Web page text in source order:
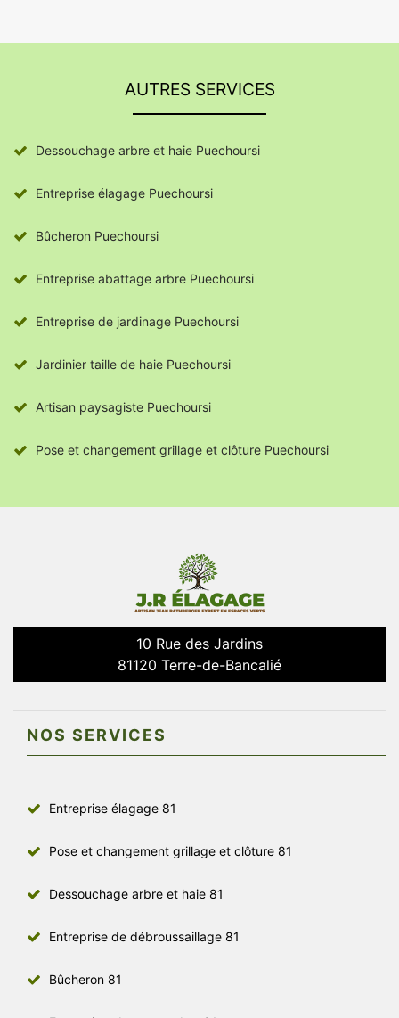
AUTRES SERVICES
Dessouchage arbre et haie Puechoursi
Entreprise élagage Puechoursi
Bûcheron Puechoursi
Entreprise abattage arbre Puechoursi
Entreprise de jardinage Puechoursi
Jardinier taille de haie Puechoursi
Artisan paysagiste Puechoursi
Pose et changement grillage et clôture Puechoursi
10 Rue des Jardins
81120 Terre-de-Bancalié
NOS SERVICES
Entreprise élagage 81
Pose et changement grillage et clôture 81
Dessouchage arbre et haie 81
Entreprise de débroussaillage 81
Bûcheron 81